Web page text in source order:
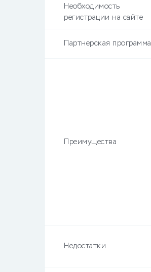
Необходимость
регистрации на сайте
Партнерская программа
Преимущества
Недостатки